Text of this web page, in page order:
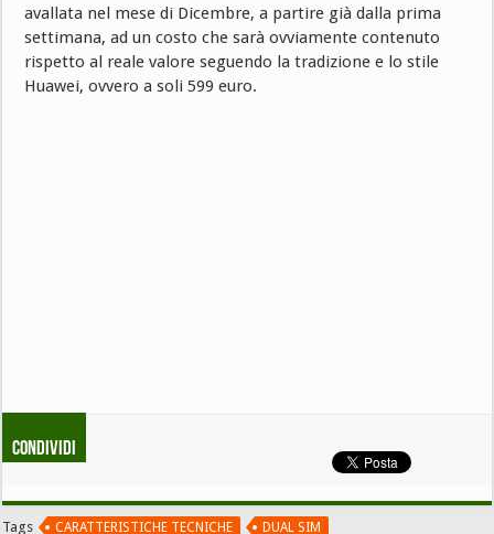
avallata nel mese di Dicembre, a partire già dalla prima
settimana, ad un costo che sarà ovviamente contenuto
rispetto al reale valore seguendo la tradizione e lo stile
Huawei, ovvero a soli 599 euro.
Condividi
Tags CARATTERISTICHE TECNICHE DUAL SIM